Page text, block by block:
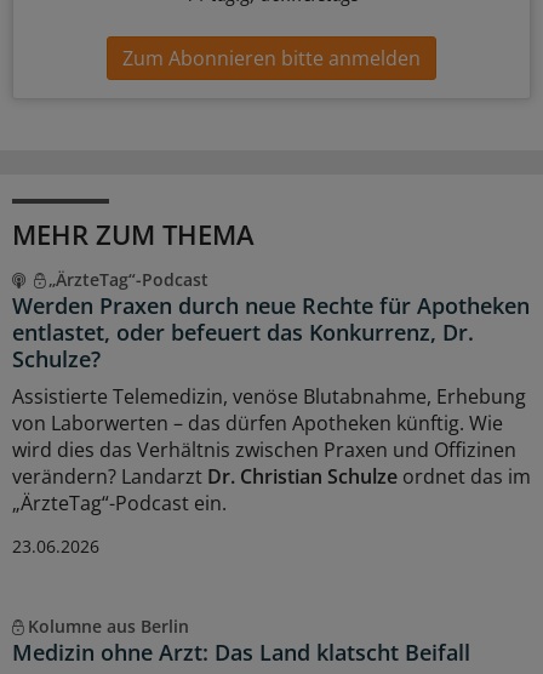
Zum Abonnieren bitte anmelden
MEHR ZUM THEMA
„ÄrzteTag“-Podcast
Werden Praxen durch neue Rechte für Apotheken
entlastet, oder befeuert das Konkurrenz, Dr.
Schulze?
Assistierte Telemedizin, venöse Blutabnahme, Erhebung
von Laborwerten – das dürfen Apotheken künftig. Wie
wird dies das Verhältnis zwischen Praxen und Offizinen
verändern? Landarzt Dr. Christian Schulze ordnet das im
„ÄrzteTag“-Podcast ein.
23.06.2026
Kolumne aus Berlin
Medizin ohne Arzt: Das Land klatscht Beifall